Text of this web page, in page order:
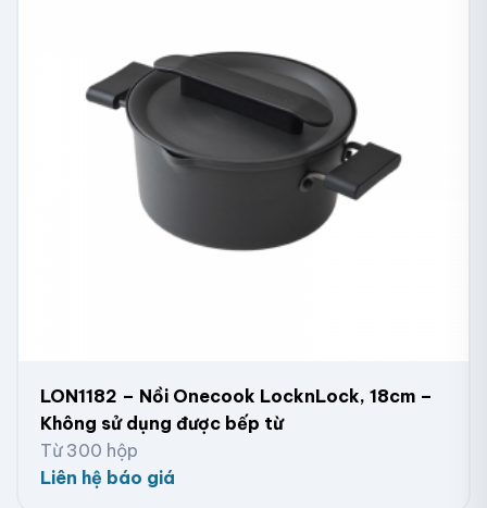
LON1182 – Nồi Onecook LocknLock, 18cm –
Không sử dụng được bếp từ
Từ 300 hộp
Liên hệ báo giá